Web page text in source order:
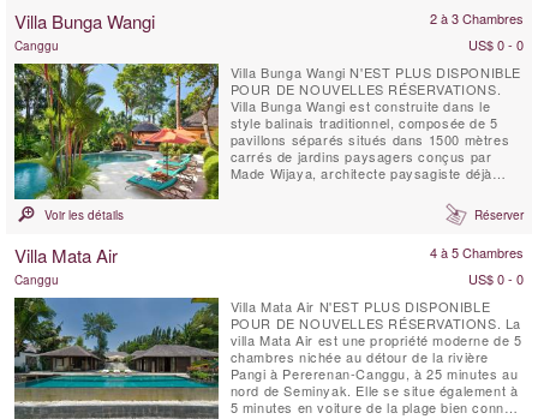
Villa Bunga Wangi 2 à 3 Chambres
Canggu
US$ 0 - 0
Villa Bunga Wangi N'EST PLUS DISPONIBLE
POUR DE NOUVELLES RÉSERVATIONS.
Villa Bunga Wangi est construite dans le
style balinais traditionnel, composée de 5
pavillons séparés situés dans 1500 mètres
carrés de jardins paysagers conçus par
Made Wijaya, architecte paysagiste déjà
Voir les détails Réserver
Villa Mata Air 4 à 5 Chambres
Canggu
US$ 0 - 0
Villa Mata Air N'EST PLUS DISPONIBLE
POUR DE NOUVELLES RÉSERVATIONS. La
villa Mata Air est une propriété moderne de 5
chambres nichée au détour de la rivière
Pangi à Pererenan-Canggu, à 25 minutes au
nord de Seminyak. Elle se situe également à
5 minutes en voiture de la plage bien connue